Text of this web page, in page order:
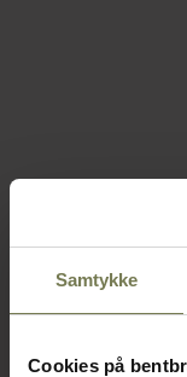
Samtykke
Cookies på